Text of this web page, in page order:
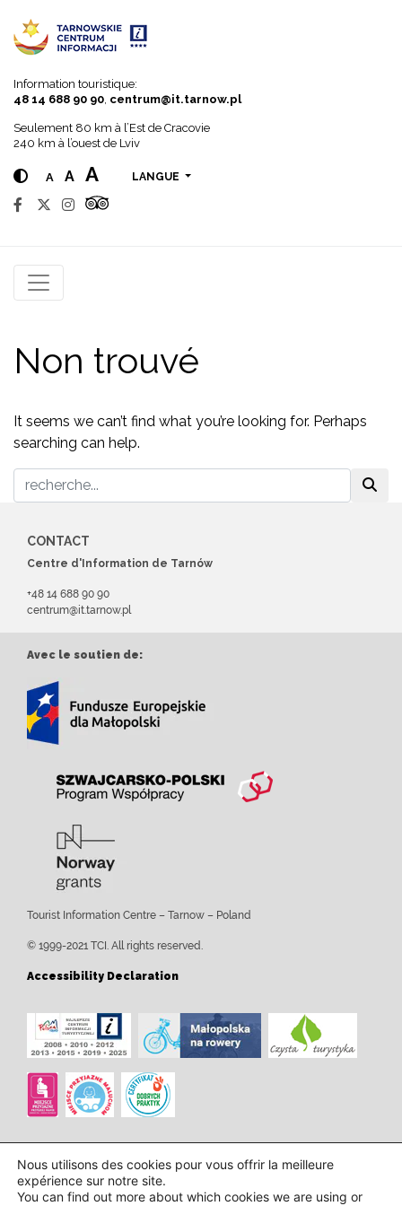
Information touristique:
48 14 688 90 90 centrum@it.tarnow.pl
Seulement 80 km à l’Est de Cracovie
240 km à l’ouest de Lviv
A A A LANGUE
Non trouvé
It seems we can’t find what you’re looking for. Perhaps
searching can help.
CONTACT
Centre d'Information de Tarnów
+48 14 688 90 90
centrum@it.tarnow.pl
Avec le soutien de:
Tourist Information Centre – Tarnow – Poland
© 1999-2021 TCI. All rights reserved.
Accessibility Declaration
Nous utilisons des cookies pour vous offrir la meilleure
expérience sur notre site.
You can find out more about which cookies we are using or